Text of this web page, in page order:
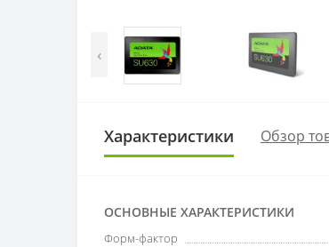
‹
Характеристики Обзор
ОСНОВНЫЕ ХАРАКТЕРИСТИКИ
Форм-фактор